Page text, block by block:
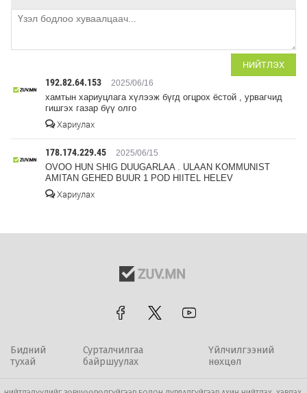
НИЙТЛЭХ
192.82.64.153 2025/06/16
хамтын хариуцлага хүлээж бүгд огцрох ёстой , урвагчид
гишгэх газар бүү олго
Хариулах
178.174.229.45 2025/06/15
OVOO HUN SHIG DUUGARLAA . ULAAN KOMMUNIST
AMITAN GEHED BUUR 1 POD HIITEL HELEV
Хариулах
Бидний
тухай
Сурталчилгаа
байршуулах
Үйлчилгээний
нөхцөл